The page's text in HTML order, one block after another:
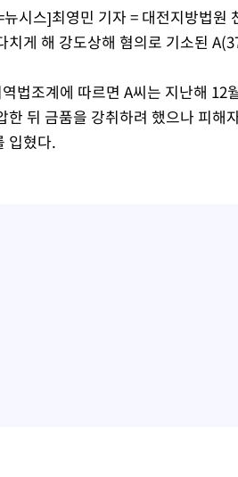
시스]최영민 기자 = 대전지방법원
치게 해 강도상해 혐의로 기소된
법조계에 따르면 A씨는 지난해
한 뒤 금품을 강취하려 했으나 피해
입혔다.